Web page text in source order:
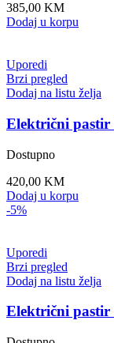
385,00 KM
Dodaj u korpu
Uporedi
Brzi pregled
Dodaj na listu želja
Električni pastir
Dostupno
420,00 KM
Dodaj u korpu
-5%
Uporedi
Brzi pregled
Dodaj na listu želja
Električni pastir